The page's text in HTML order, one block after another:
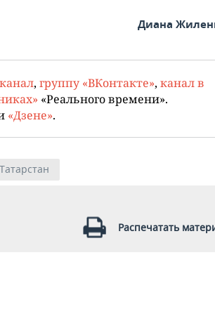
Диана
, группу «ВКонтакте», канал в
«Реального времени».
«Дзене».
Татарстан
Распечатать